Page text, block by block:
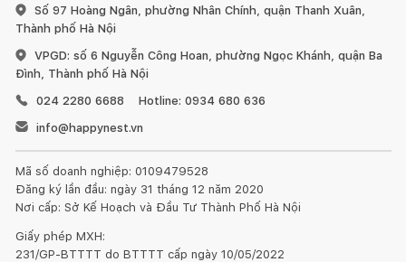
Số 97 Hoàng Ngân, phường Nhân Chính, quận Thanh Xuân,
Thành phố Hà Nội
VPGD: số 6 Nguyễn Công Hoan, phường Ngọc Khánh, quận Ba
Đình, Thành phố Hà Nội
024 2280 6688
Hotline: 0934 680 636
info@happynest.vn
Mã số doanh nghiệp: 0109479528
Đăng ký lần đầu: ngày 31 tháng 12 năm 2020
Nơi cấp: Sở Kế Hoạch và Đầu Tư Thành Phố Hà Nội
Giấy phép MXH:
231/GP-BTTTT do BTTTT cấp ngày 10/05/2022